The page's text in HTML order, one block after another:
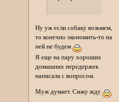
Ну уж если собаку возьмем,
то конечно экономить-то на
ней не будем
Я еще на пару хороших
домашних передержек
написала с вопросом.
Муж думает. Сижу жду